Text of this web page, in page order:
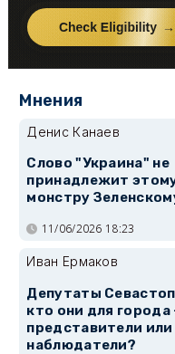
Мнения
Денис Канаев
Слово "Украина" не
принадлежит
монстру
11/06/2026 18:23
Иван Ермаков
Депутаты
кто они для города
представители или
наблюдатели?